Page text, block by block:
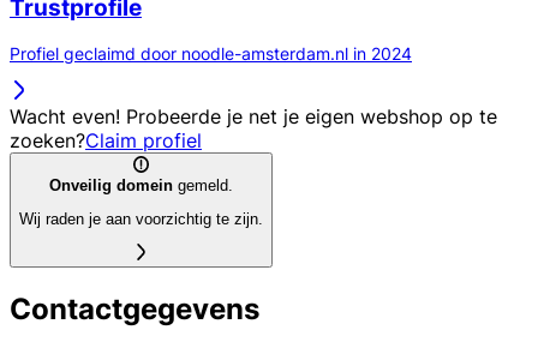
Trustprofile
Profiel geclaimd door noodle-amsterdam.nl in 2024
Wacht even! Probeerde je net je eigen webshop op te
zoeken?Claim profiel
Onveilig domein gemeld.
Wij raden je aan voorzichtig te zijn.
Contactgegevens